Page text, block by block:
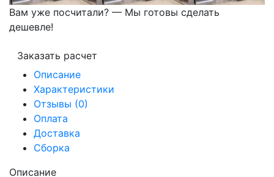
Вам уже посчитали? — Мы готовы сделать
дешевле!
Заказать расчет
Описание
Характеристики
Отзывы (0)
Оплата
Доставка
Сборка
Описание